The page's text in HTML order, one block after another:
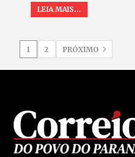
LEIA MAIS...
1 2 PRÓXIMO